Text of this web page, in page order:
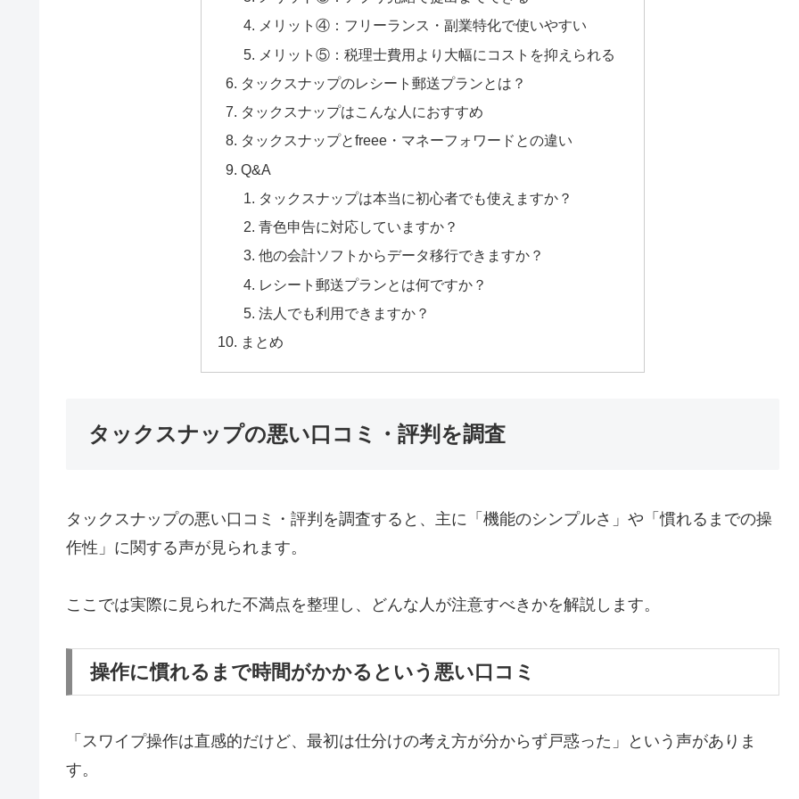
メリット④：フリーランス・副業特化で使いやすい
メリット⑤：税理士費用より大幅にコストを抑えられる
タックスナップのレシート郵送プランとは？
タックスナップはこんな人におすすめ
タックスナップとfreee・マネーフォワードとの違い
Q&A
タックスナップは本当に初心者でも使えますか？
青色申告に対応していますか？
他の会計ソフトからデータ移行できますか？
レシート郵送プランとは何ですか？
法人でも利用できますか？
まとめ
タックスナップの悪い口コミ・評判を調査
タックスナップの悪い口コミ・評判を調査すると、主に「機能のシンプルさ」や「慣れるまでの操
作性」に関する声が見られます。
ここでは実際に見られた不満点を整理し、どんな人が注意すべきかを解説します。
操作に慣れるまで時間がかかるという悪い口コミ
「スワイプ操作は直感的だけど、最初は仕分けの考え方が分からず戸惑った」という声がありま
す。